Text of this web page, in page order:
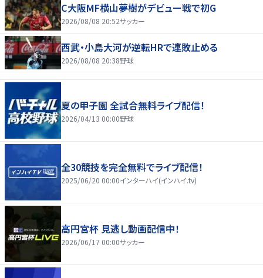
C大阪MF横山夢樹がデビュー戦で初G
2026/08/08 20:52サッカー
西武・小島大河が逆転HRで連敗止める
2026/08/08 20:38野球
夏の甲子園 全試合無料ライブ配信！
2026/04/13 00:00野球
全30競技を完全無料でライブ配信！
2025/06/20 00:00インターハイ(インハイ.tv)
高円宮杯 見逃し動画配信中！
2026/06/17 00:00サッカー